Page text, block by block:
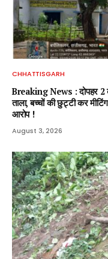
CHHATTISGARH
Breaking News : दोपहर
ताला, बच्चों की छुट्टी कर
आरोप !
August 3, 2026